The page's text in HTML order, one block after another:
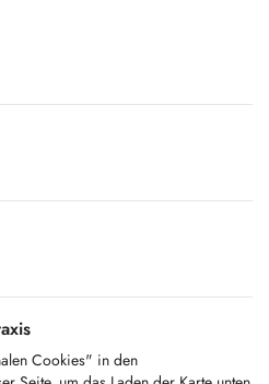
Cookies" in den